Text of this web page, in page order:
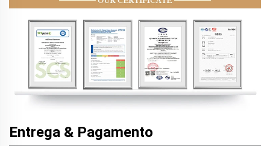
Entrega & Pagamento